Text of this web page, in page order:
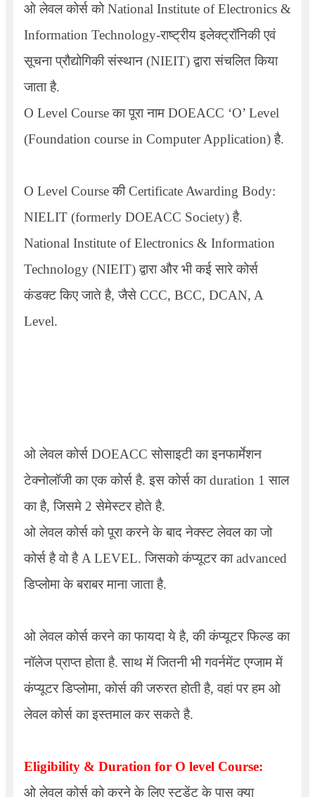
ओ लेवल कोर्स कोNational Institute of Electronics &
Information Technology-राष्ट्रीय इलेक्ट्रॉनिकी एवं
सूचना प्रौद्योगिकी संस्थान (NIEIT)द्वारा संचलित किया
जाता है.
O Level Courseका पूरा नाम DOEACC ‘O’ Level
(Foundation course in Computer Application)है.
O Level CourseकीCertificate Awarding Body:
NIELIT (formerly DOEACC Society)है.
National Institute of Electronics & Information
Technology (NIEIT)द्वारा और भी कई सारे कोर्स
कंडक्ट किए जाते है, जैसे CCC, BCC, DCAN, A
Level.
ओ लेवल कोर्स DOEACC सोसाइटी का इनफार्मेशन
टेक्नोलॉजी का एक कोर्स है. इस कोर्स का duration 1 साल
का है, जिसमे 2 सेमेस्टर होते है.
ओ लेवल कोर्स को पूरा करने के बाद नेक्स्ट लेवल का जो
कोर्स है वो है A LEVEL. जिसको कंप्यूटर का advanced
डिप्लोमा के बराबर माना जाता है.
ओ लेवल कोर्स करने का फायदा ये है, की कंप्यूटर फिल्ड का
नॉलेज प्राप्त होता है. साथ में जितनी भी गवर्नमेंट एग्जाम में
कंप्यूटर डिप्लोमा, कोर्स की जरुरत होती है, वहां पर हम ओ
लेवल कोर्स का इस्तमाल कर सकते है.
Eligibility & Duration for O level Course:
ओ लेवल कोर्स को करने के लिए स्टूडेंट के पास क्या